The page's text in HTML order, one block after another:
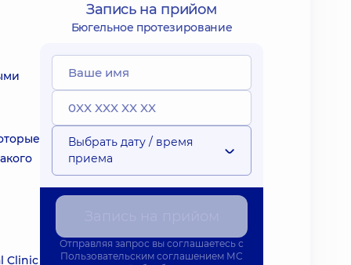
Clinic
Запись на прийом
Бюгельное протезирование
Выбрать дату / время
приема
Отправляя запрос вы соглашаетесь с
Пользовательским соглашением МС